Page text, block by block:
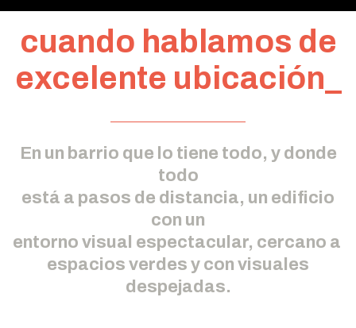
cuando hablamos de
excelente ubicación_
En un barrio que lo tiene todo, y donde
todo
está a pasos de distancia, un edificio
con un
entorno visual espectacular, cercano a
espacios verdes y con visuales
despejadas.